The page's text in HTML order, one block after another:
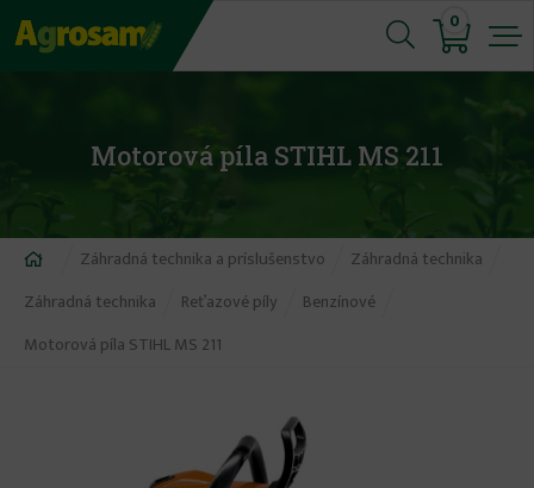
Jump
to
0
Motorová píla STIHL MS 211
Nachádzate
sa
tu
Záhradná technika a príslušenstvo
Záhradná technika
Záhradná technika
Reťazové píly
Benzínové
Motorová píla STIHL MS 211